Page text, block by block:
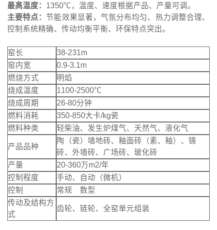
最高温度： 1350℃，温度、速度根据产品、产量可调。
主要特点：节能效果显著，气氛分布均匀、热力调整合理、
控制系统精确、传动均衡平衡、环保特点突出。
窑长
38-231m
窑内宽
0.9-3.1m
燃烧方式
明焰
烧成温度
1100-2500℃
烧成周期
26-80分钟
燃料消耗
350-850大卡/kg瓷
燃料种类
轻柴油、发生炉煤气、天然气、液化气
产品品种
陶（瓷）墙地砖、釉面砖（素、釉）、锦
砖、外墙砖、广场砖、玻化砖
产量
20-360万m2/年
控制程度
手动、自动（微机）
控制
常规 数型
传动及结构方
式
齿轮、链轮、全窑单元组装